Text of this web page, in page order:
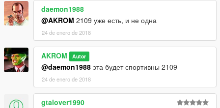
daemon1988
@AKROM 2109 уже есть, и не одна
24 de enero de 2018
AKROM Autor
@daemon1988 эта будет спортивны 2109
24 de enero de 2018
gtalover1990